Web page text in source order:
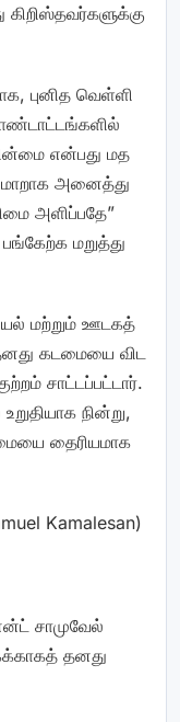
கிறிஸ்தவர்களுக்கு
புனித வெள்ளி
என்பது மத
அனைத்து
அளிப்பதே”
மறுத்து
மற்றும் ஊடகத்
கடமையை விட
சாட்டப்பட்டார்.
நின்று,
தைரியமாக
Kamalesan)
சாமுவேல்
தனது